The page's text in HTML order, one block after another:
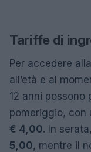
Tariffe di
Per accedere
all’età e al
12 anni possono
pomeriggio, con
€ 4,00. In
5,00, mentre il